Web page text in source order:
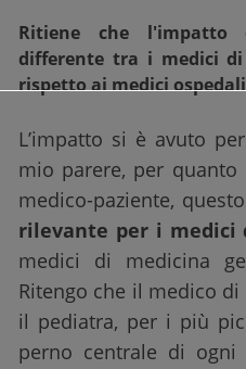
Ritiene che l'impatto
differente tra i medici
rispetto ai medici
L’impatto si è avuto
mio parere, per quanto
medico-paziente,
rilevante per i medici
medici di medicina
Ritengo che il medico
il pediatra, per i più
perno centrale di ogni